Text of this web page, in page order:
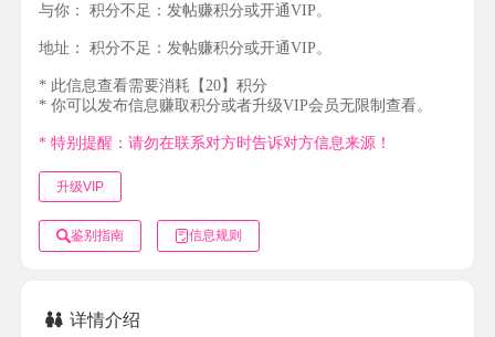
与你： 积分不足：发帖赚积分或开通VIP。
地址： 积分不足：发帖赚积分或开通VIP。
* 此信息查看需要消耗【20】积分
* 你可以发布信息赚取积分或者升级VIP会员无限制查看。
* 特别提醒：请勿在联系对方时告诉对方信息来源！
升级VIP
鉴别指南 信息规则
详情介绍